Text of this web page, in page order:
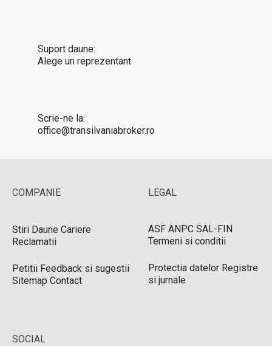
Suport daune:
Alege un reprezentant
Scrie-ne la:
office@transilvaniabroker.ro
COMPANIE
Stiri Daune Cariere
Reclamatii
Petitii Feedback si sugestii
Sitemap Contact
LEGAL
ASF ANPC SAL-FIN
Termeni si conditii
Protectia datelor Registre
si jurnale
SOCIAL